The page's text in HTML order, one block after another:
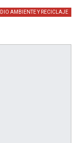
AMBIENTE Y RECICLAJE